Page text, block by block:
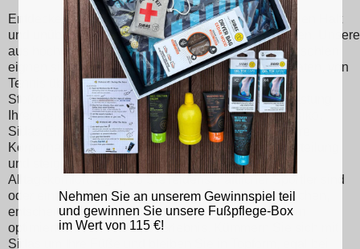
Entdecken Sie Sidas-Einlegesohlen, die für optimalen Halt
und unübertroffenen Komfort bei jedem Schritt sorgen. Unsere
aus hochwertigen Materialien hergestellten Einlegesohlen
eignen sich für verschiedene Sportarten und Aktivitäten, von
Tennis über Skifahren bis hin zum Laufen. Mit ihrer
Stoßdämpfungstechnologie reduzieren sie die Belastung
Ihrer Gelenke und minimieren so das Verletzungsrisiko.
Sidas-Einlegesohlen fördern außerdem eine bessere
Körperhaltung und eine ausgewogene Gewichtsverteilung
und steigern so Ihre sportliche Leistung und Ihren
Alltagskomfort. Egal, ob Sie leidenschaftlicher Sportler sind
oder einfach nur eine bessere Fußunterstützung suchen,
entscheiden Sie sich für Sidas-Einlegesohlen für ein
optimiertes Lauf- und Sporterlebnis. Kümmern Sie sich mit
Sidas um Ihre Füße und bleiben Sie in Topform, egal bei
Nehmen Sie an unserem Gewinnspiel teil
und gewinnen Sie unsere Fußpflege-Box
im Wert von 115 €!